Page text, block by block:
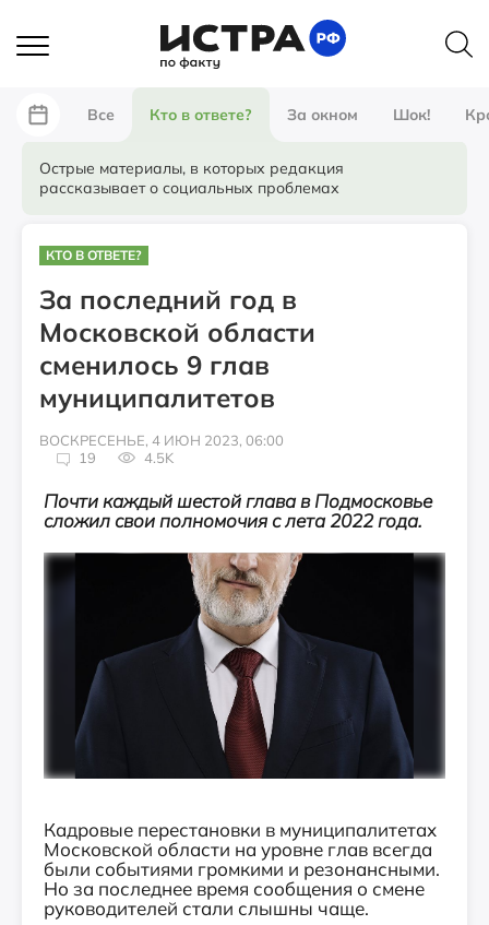
Все Кто в ответе? За окном Шок!
Острые материалы, в которых редакция
рассказывает о социальных проблемах
КТО В ОТВЕТЕ?
За последний год в
Московской области
сменилось 9 глав
муниципалитетов
ВОСКРЕСЕНЬЕ, 4 ИЮН 2023, 06:00
19
4.5K
Почти каждый шестой глава в Подмосковье
сложил свои полномочия с лета 2022 года.
Кадровые перестановки в муниципалитетах
Московской области на уровне глав всегда
были событиями громкими и резонансными.
Но за последнее время сообщения о смене
руководителей стали слышны чаще.